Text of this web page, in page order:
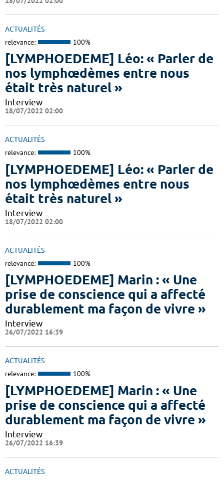
ACTUALITÉS
relevance: 100%
[LYMPHOEDEME] Léo: « Parler de
nos lymphœdèmes entre nous
était très naturel »
Interview
18/07/2022 02:00
ACTUALITÉS
relevance: 100%
[LYMPHOEDEME] Léo: « Parler de
nos lymphœdèmes entre nous
était très naturel »
Interview
18/07/2022 02:00
ACTUALITÉS
relevance: 100%
[LYMPHOEDEME] Marin : « Une
prise de conscience qui a affecté
durablement ma façon de vivre »
Interview
26/07/2022 16:39
ACTUALITÉS
relevance: 100%
[LYMPHOEDEME] Marin : « Une
prise de conscience qui a affecté
durablement ma façon de vivre »
Interview
26/07/2022 16:39
ACTUALITÉS